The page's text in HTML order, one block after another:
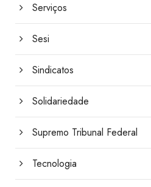
Serviços
Sesi
Sindicatos
Solidariedade
Supremo Tribunal Federal
Tecnologia